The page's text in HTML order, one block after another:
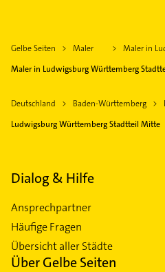
Gelbe Seiten Maler
Maler in
Maler in Ludwigsburg Württemberg
Deutschland Baden-Württemberg
Ludwigsburg Württemberg Stadtteil Mitte
Dialog & Hilfe
Ansprechpartner
Häufige Fragen
Übersicht aller Städte
Über Gelbe Seiten